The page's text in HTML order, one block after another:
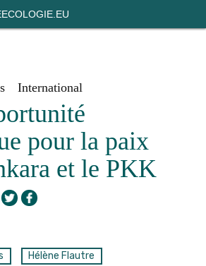
International
pour la paix
et le PKK
Hélène Flautre